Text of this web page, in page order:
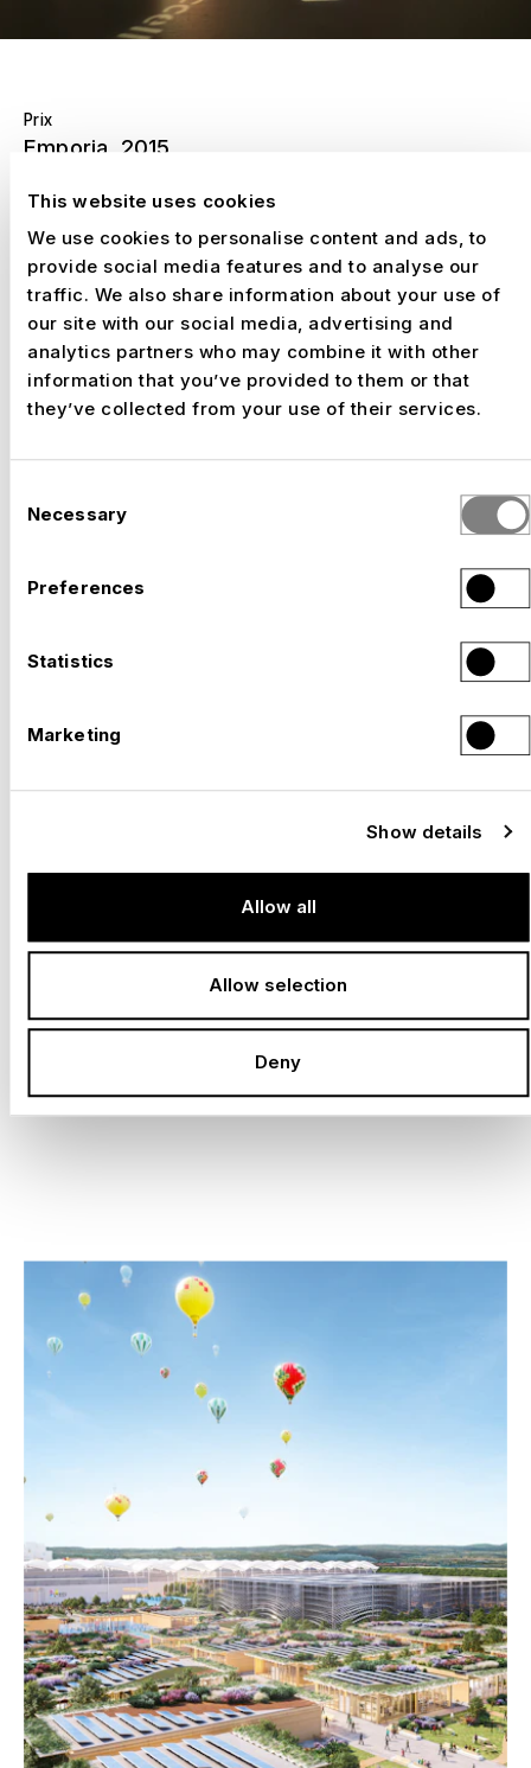
This website uses cookies
We use cookies to personalise content and ads, to
provide social media features and to analyse our
traffic. We also share information about your use of
our site with our social media, advertising and
analytics partners who may combine it with other
information that you’ve provided to them or that
they’ve collected from your use of their services.
Selection
Necessary
Preferences
Statistics
Marketing
Show details
Allow all
Allow selection
Deny
Prix
Emporia , 2015
Prix
Emporia, 2015
prix Mejor Montaje de una Exposición no Itinerante
Prix
Emporia, 2015
NOUS CONCEVONS DES
PAVILLONS QUI CRÉENT DES